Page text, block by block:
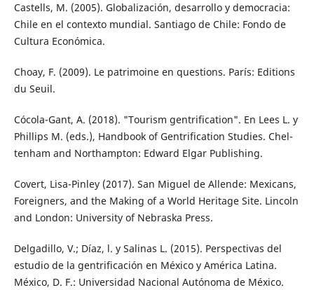
Castells, M. (2005). Globalización, desarrollo y democracia:
Chile en el contexto mun­dial. Santiago de Chile: Fondo de
Cultura Económica.
Choay, F. (2009). Le patrimoine en questions. París: Editions
du Seuil.
Cócola-Gant, A. (2018). "Tourism gentrification". En Lees L. y
Phillips M. (eds.), Handbook of Gentrification Studies. Chel­
tenham and Northampton: Edward Elgar Publishing.
Covert, Lisa-Pinley (2017). San Miguel de Allen­de: Mexicans,
Foreigners, and the Making of a World Heritage Site. Lincoln
and Lon­don: University of Nebraska Press.
Delgadillo, V.; Díaz, l. y Salinas L. (2015). Perspectivas del
estudio de la gentrificación en México y América Latina.
México, D. F.: Uni­versidad Nacional Autónoma de México.